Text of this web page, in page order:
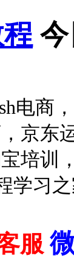
电商
京东
培训
学习
服